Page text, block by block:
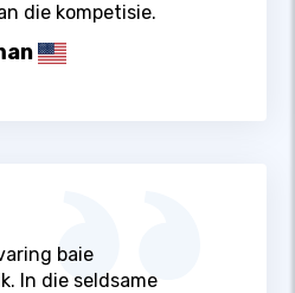
die kompetisie.
baie
In die seldsame